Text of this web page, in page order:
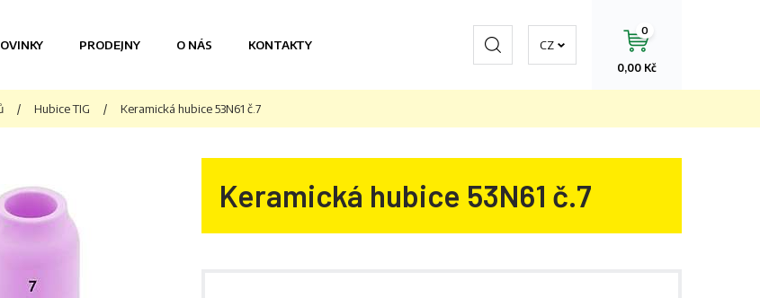
PRODEJNY O NÁS KONTAKTY
0,00 Kč
0
CZHledat
/ Hubice TIG / Keramická hubice 53N61 č.7
Keramická hubice 53N61 č.7